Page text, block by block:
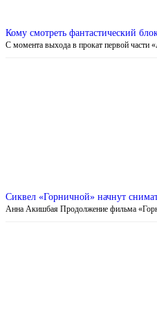
Кому смотреть фантастический
С момента выхода в прокат первой части
Сиквел «Горничной» начнут
Анна Акишбая Продолжение фильма